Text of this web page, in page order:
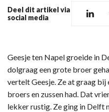
Deel dit artikel via
social media
Geesje ten Napel groeide in
dolgraag een grote broer
vertelt Geesje. Ze at graag bij
broers en zussen had. Dat
lekker rustig. Ze ging in Delft